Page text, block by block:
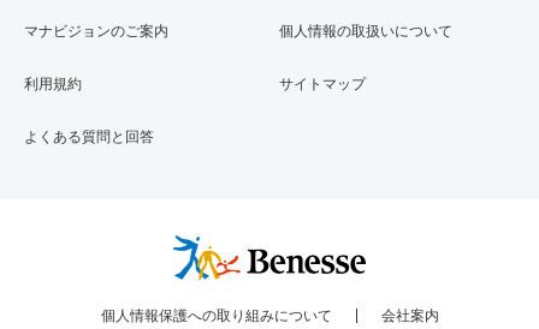
マナビジョンのご案内
利用規約
よくある質問と回答
個人情報の取扱いについて
サイトマップ
個人情報保護への取り組みについて 会社案内